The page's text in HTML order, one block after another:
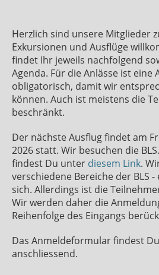
Herzlich sind unsere Mitglieder
Exkursionen und Ausflüge
findet Ihr jeweils nachfolgend
Agenda. Für die Anlässe ist eine
obligatorisch, damit wir
können. Auch ist meistens die
beschränkt.
Der nächste Ausflug findet am
2026 statt. Wir besuchen die
findest Du unter diesem Link.
verschiedene Bereiche der BLS
sich. Allerdings ist die
Wir werden daher die
Reihenfolge des Eingangs
Das Anmeldeformular findest
anschliessend.